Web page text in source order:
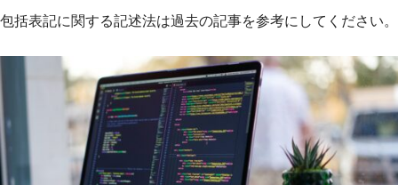
包括表記に関する記述法は過去の記事を参考にしてください。